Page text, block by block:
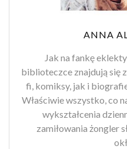
ANNA
Jak na fankę
biblioteczce znajdują się
fi, komiksy, jak i
Właściwie wszystko, co
wykształcenia
zamiłowania żongler